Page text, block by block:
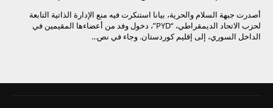
أصدرت جبهة السلام والحرية، بيانا استنكرت فيه منع الإدارة الذاتية التابعة
لحزب الاتحاد الديمقراطي، “PYD”، دخول وفد من أعضاءها المقيمين في
الداخل السوري، إلى إقليم كوردستان. وجاء في نص...